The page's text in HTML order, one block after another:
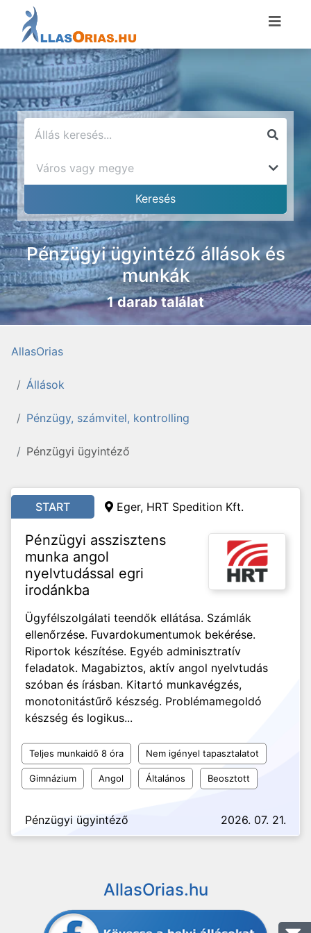
Pénzügyi ügyintéző állások és
munkák
1 darab találat
AllasOrias
Állások
Pénzügy, számvitel, kontrolling
Pénzügyi ügyintéző
START Eger, HRT Spedition Kft.
Pénzügyi asszisztens
munka angol
nyelvtudással egri
irodánkba
Ügyfélszolgálati teendők ellátása. Számlák
ellenőrzése. Fuvardokumentumok bekérése.
Riportok készítése. Egyéb adminisztratív
feladatok. Magabiztos, aktív angol nyelvtudás
szóban és írásban. Kitartó munkavégzés,
monotonitástűrő készség. Problémamegoldó
készség és logikus...
Teljes munkaidő 8 óra Nem igényel tapasztalatot
Gimnázium Angol Általános Beosztott
Pénzügyi ügyintéző 2026. 07. 21.
AllasOrias.hu